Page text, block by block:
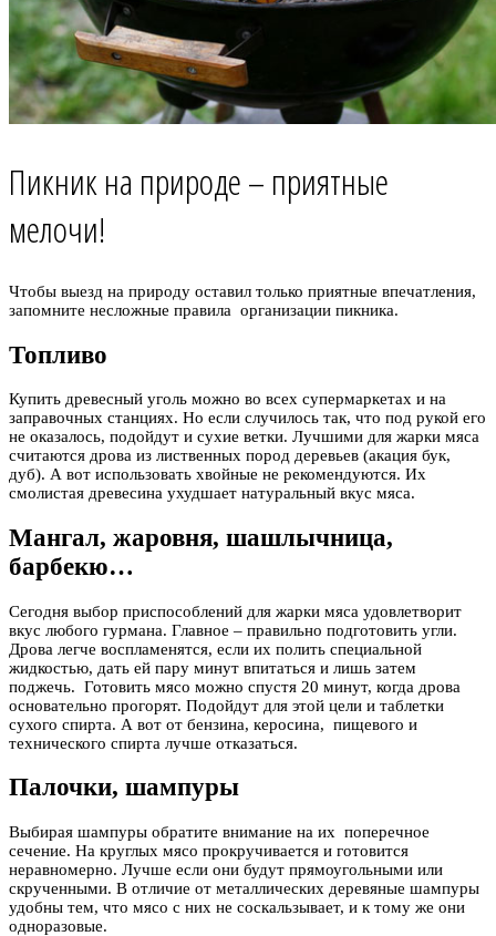
Пикник на природе – приятные
мелочи!
Чтобы выезд на природу оставил только приятные впечатления,
запомните несложные правила организации пикника.
Топливо
Купить древесный уголь можно во всех супермаркетах и на
заправочных станциях. Но если случилось так, что под рукой его
не оказалось, подойдут и сухие ветки. Лучшими для жарки мяса
считаются дрова из лиственных пород деревьев (акация бук,
дуб). А вот использовать хвойные не рекомендуются. Их
смолистая древесина ухудшает натуральный вкус мяса.
Мангал, жаровня, шашлычница,
барбекю…
Сегодня выбор приспособлений для жарки мяса удовлетворит
вкус любого гурмана. Главное – правильно подготовить угли.
Дрова легче воспламенятся, если их полить специальной
жидкостью, дать ей пару минут впитаться и лишь затем
поджечь. Готовить мясо можно спустя 20 минут, когда дрова
основательно прогорят. Подойдут для этой цели и таблетки
сухого спирта. А вот от бензина, керосина, пищевого и
технического спирта лучше отказаться.
Палочки, шампуры
Выбирая шампуры обратите внимание на их поперечное
сечение. На круглых мясо прокручивается и готовится
неравномерно. Лучше если они будут прямоугольными или
скрученными. В отличие от металлических деревяные шампуры
удобны тем, что мясо с них не соскальзывает, и к тому же они
одноразовые.